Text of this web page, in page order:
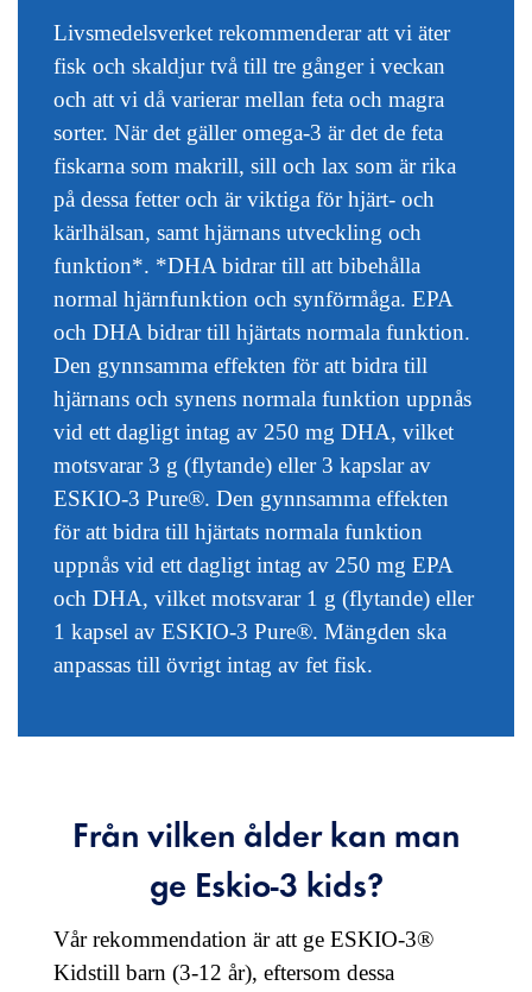
Livsmedelsverket rekommenderar att vi äter
fisk och skaldjur två till tre gånger i veckan
och att vi då varierar mellan feta och magra
sorter. När det gäller omega-3 är det de feta
fiskarna som makrill, sill och lax som är rika
på dessa fetter och är viktiga för hjärt- och
kärlhälsan, samt hjärnans utveckling och
funktion*. *DHA bidrar till att bibehålla
normal hjärnfunktion och synförmåga. EPA
och DHA bidrar till hjärtats normala funktion.
Den gynnsamma effekten för att bidra till
hjärnans och synens normala funktion uppnås
vid ett dagligt intag av 250 mg DHA, vilket
motsvarar 3 g (flytande) eller 3 kapslar av
ESKIO-3 Pure®. Den gynnsamma effekten
för att bidra till hjärtats normala funktion
uppnås vid ett dagligt intag av 250 mg EPA
och DHA, vilket motsvarar 1 g (flytande) eller
1 kapsel av ESKIO-3 Pure®. Mängden ska
anpassas till övrigt intag av fet fisk.
Från vilken ålder kan man
ge Eskio-3 kids?
Vår rekommendation är att ge ESKIO-3®
Kidstill barn (3-12 år), eftersom dessa